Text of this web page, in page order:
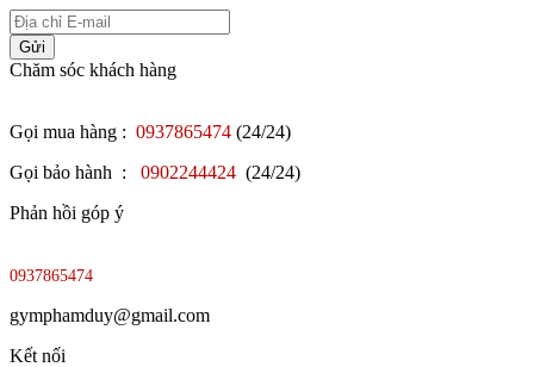
Gửi
Chăm sóc khách hàng
Gọi mua hàng : 0937865474 (24/24)
Gọi bảo hành :
0902244424 (24/24)
Phản hồi góp ý
0937865474
gymphamduy@gmail.com
Kết nối